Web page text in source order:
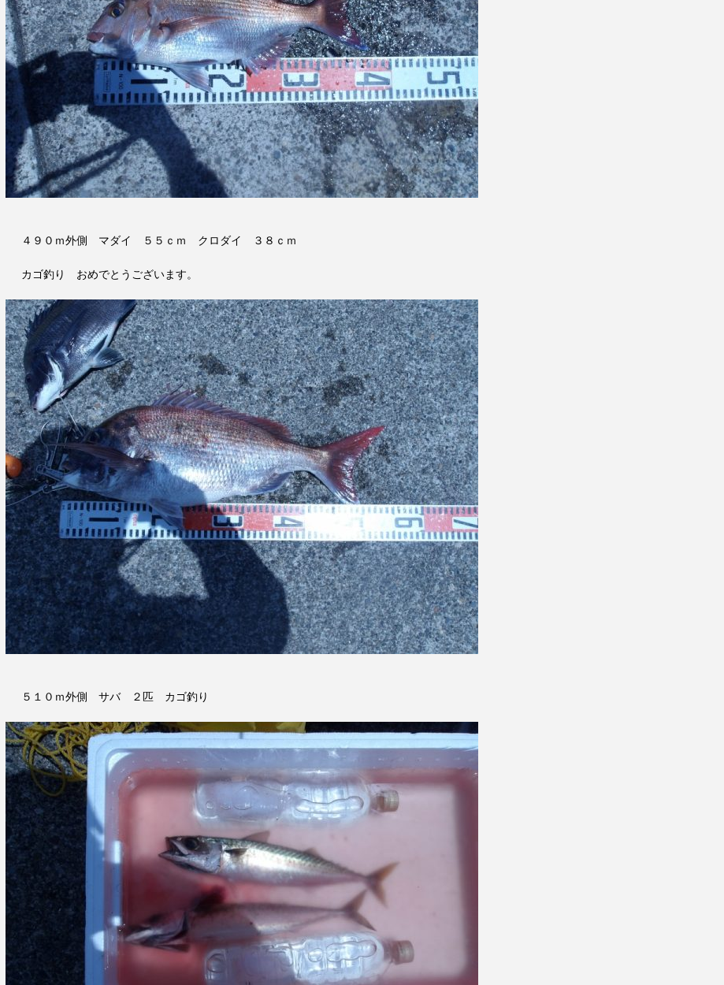
４９０ｍ外側 マダイ ５５ｃｍ クロダイ ３８ｃｍ
カゴ釣り おめでとうございます。
５１０ｍ外側 サバ ２匹 カゴ釣り